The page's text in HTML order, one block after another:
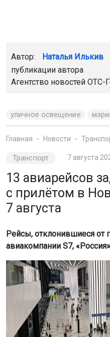
Автор: Наталья Илькив
публикации автора
Агентство новостей ОТС-
уличное освещение
Главная Новости
Транспорт 7 августа
13 авиарейсов
с прилётом в
7 августа
Рейсы, отклонившиеся от
авиакомпании S7,